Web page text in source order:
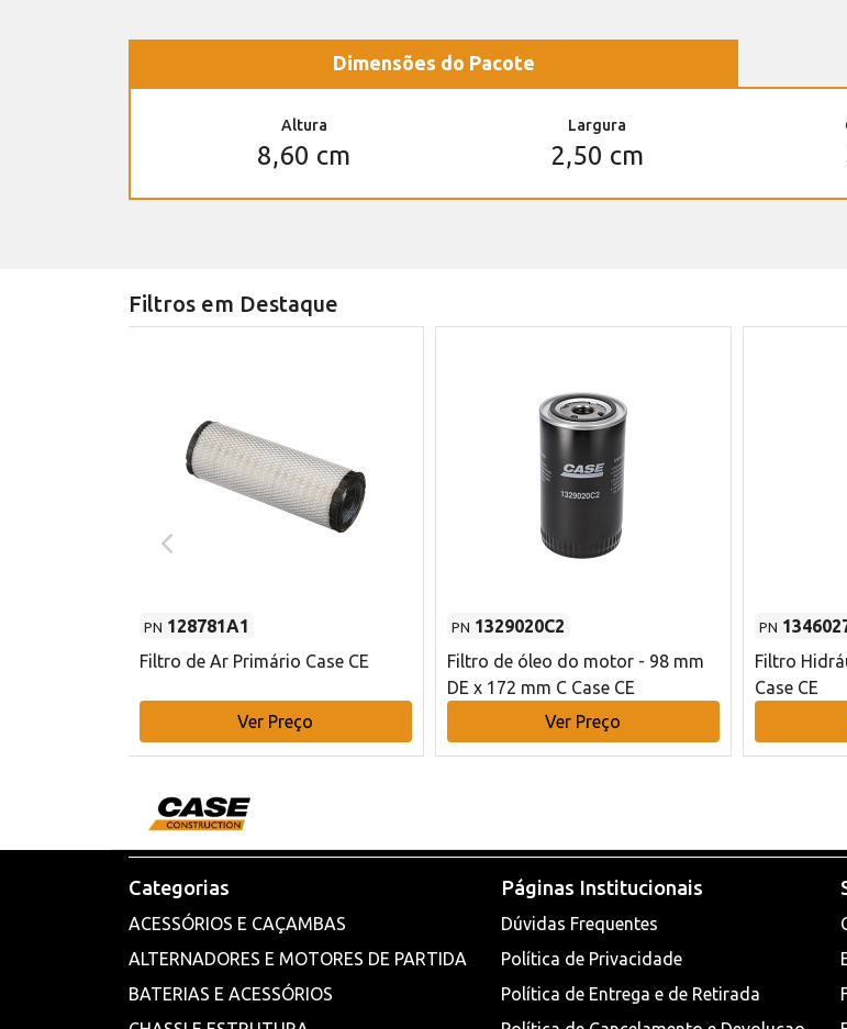
Dimensões do Pacote
Altura
8,60 cm
Largura
2,50 cm
Filtros em Destaque
PN 128781A1
Filtro de Ar Primário Case CE
Ver Preço
PN 1329020C2
Filtro de óleo do motor - 98 mm
DE x 172 mm C Case CE
Ver Preço
PN
Filtro
Case CE
Categorias
ACESSÓRIOS E CAÇAMBAS
ALTERNADORES E MOTORES DE PARTIDA
BATERIAS E ACESSÓRIOS
Páginas Institucionais
Dúvidas Frequentes
Política de Privacidade
Política de Entrega e de Retirada